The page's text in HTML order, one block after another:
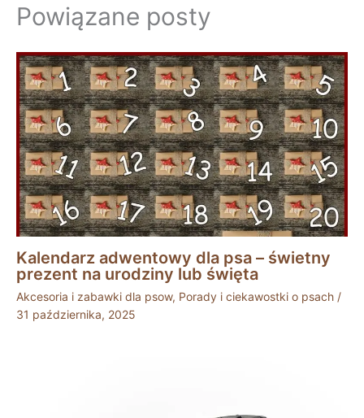
Powiązane posty
Kalendarz adwentowy dla psa – świetny
prezent na urodziny lub święta
Akcesoria i zabawki dla psow, Porady i ciekawostki o psach /
31 października, 2025